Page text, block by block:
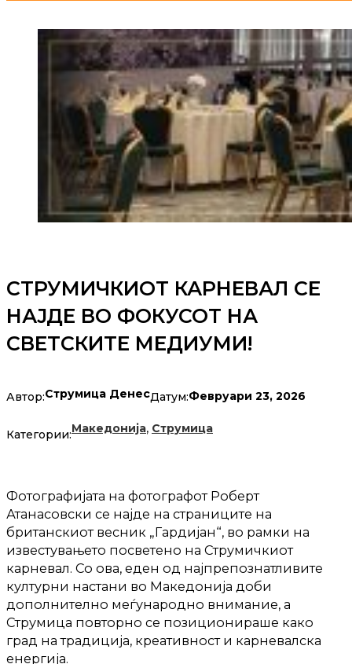
СТРУМИЧКИОТ КАРНЕВАЛ СЕ
НАЈДЕ ВО ФОКУСОТ НА
СВЕТСКИТЕ МЕДИУМИ!
Автор:Струмица ДенесДатум:Февруари 23, 2026
Категории:Македонија, Струмица
Фотографијата на фотографот Роберт
Атанасовски се најде на страниците на
британскиот весник „Гардијан“, во рамки на
известувањето посветено на Струмичкиот
карневал. Со ова, еден од најпрепознатливите
културни настани во Македонија доби
дополнително меѓународно внимание, а
Струмица повторно се позиционираше како
град на традиција, креативност и карневалска
енергија.